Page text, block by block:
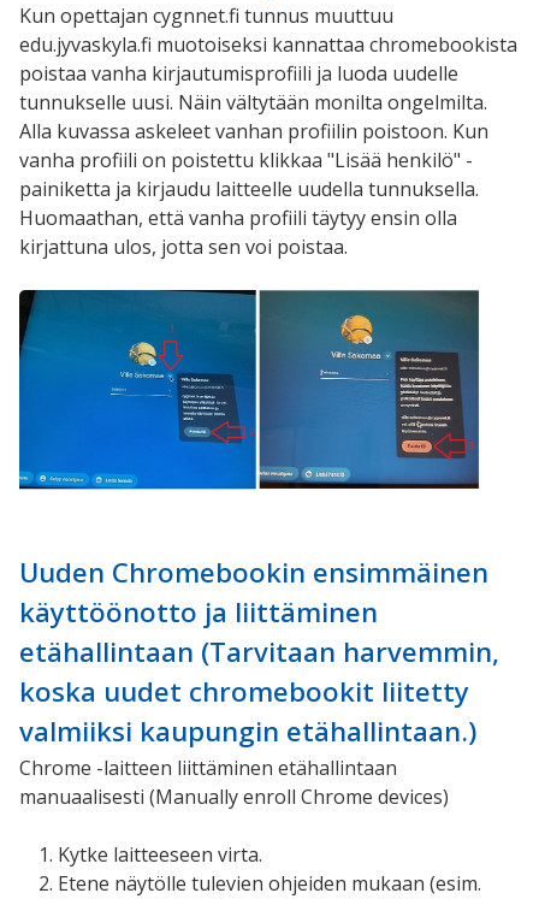
Kun opettajan cygnnet.fi tunnus muuttuu
edu.jyvaskyla.fi muotoiseksi kannattaa chromebookista
poistaa vanha kirjautumisprofiili ja luoda uudelle
tunnukselle uusi. Näin vältytään monilta ongelmilta.
Alla kuvassa askeleet vanhan profiilin poistoon. Kun
vanha profiili on poistettu klikkaa "Lisää henkilö" -
painiketta ja kirjaudu laitteelle uudella tunnuksella.
Huomaathan, että vanha profiili täytyy ensin olla
kirjattuna ulos, jotta sen voi poistaa.
Uuden Chromebookin ensimmäinen
käyttöönotto ja liittäminen
etähallintaan (Tarvitaan harvemmin,
koska uudet chromebookit liitetty
valmiiksi kaupungin etähallintaan.)
Chrome -laitteen liittäminen etähallintaan
manuaalisesti (Manually enroll Chrome devices)
Kytke laitteeseen virta.
Etene näytölle tulevien ohjeiden mukaan (esim.